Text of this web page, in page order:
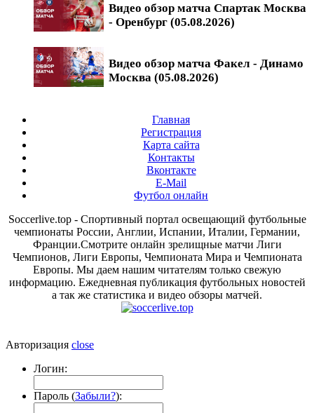
Видео обзор матча Спартак Москва
- Оренбург (05.08.2026)
Видео обзор матча Факел - Динамо
Москва (05.08.2026)
Главная
Регистрация
Карта сайта
Контакты
Вконтакте
E-Mail
Футбол онлайн
Soccerlive.top - Спортивный портал освещающий футбольные
чемпионаты России, Англии, Испании, Италии, Германии,
Франции.Смотрите онлайн зрелищные матчи Лиги
Чемпионов, Лиги Европы, Чемпионата Мира и Чемпионата
Европы. Мы даем нашим читателям только свежую
информацию. Ежедневная публикация футбольных новостей
а так же статистика и видео обзоры матчей.
Авторизация close
Логин:
Пароль (Забыли?):